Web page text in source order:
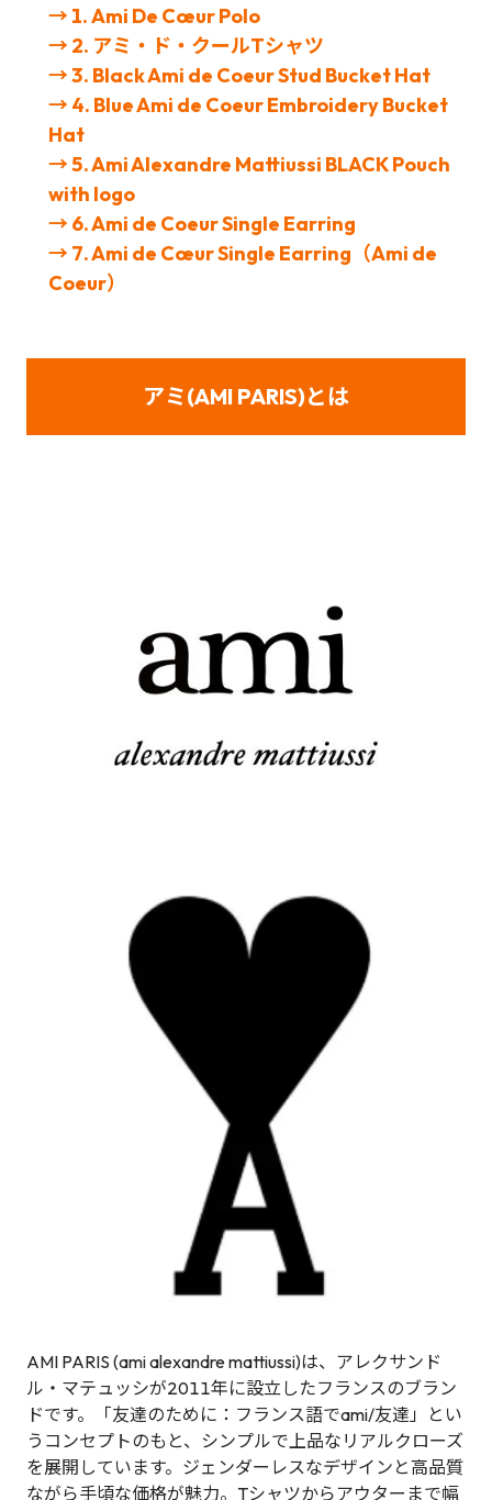
→ 1. Ami De Cœur Polo
→ 2. アミ・ド・クールTシャツ
→ 3. Black Ami de Coeur Stud Bucket Hat
→ 4. Blue Ami de Coeur Embroidery Bucket
Hat
→ 5. Ami Alexandre Mattiussi BLACK Pouch
with logo
→ 6. Ami de Coeur Single Earring
→ 7. Ami de Cœur Single Earring（Ami de
Coeur）
アミ(AMI PARIS)とは
AMI PARIS (ami alexandre mattiussi)は、アレクサンド
ル・マテュッシが2011年に設立したフランスのブラン
ドです。「友達のために：フランス語でami/友達」とい
うコンセプトのもと、シンプルで上品なリアルクローズ
を展開しています。ジェンダーレスなデザインと高品質
ながら手頃な価格が魅力。Tシャツからアウターまで幅